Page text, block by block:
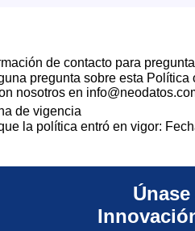
de contacto para
pregunta sobre esta
nosotros en
de vigencia
la política entró en vigor: